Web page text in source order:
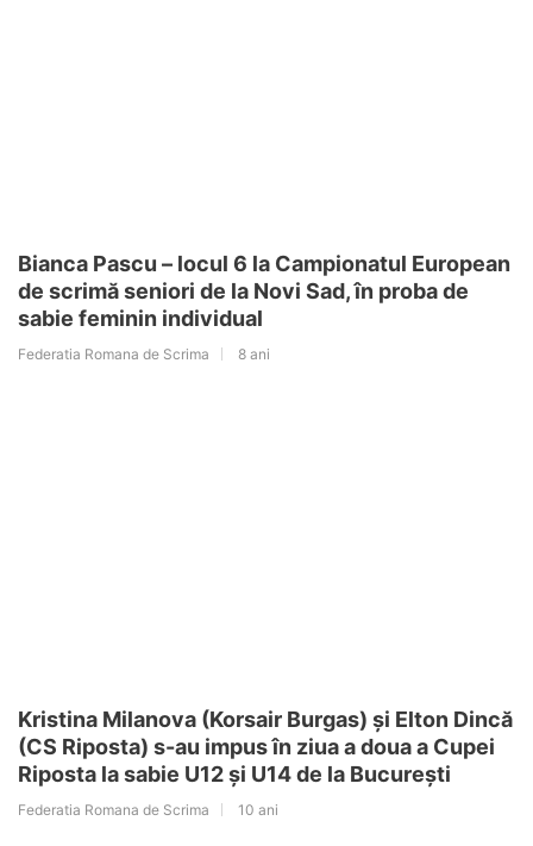
Bianca Pascu – locul 6 la Campionatul European
de scrimă seniori de la Novi Sad, în proba de
sabie feminin individual
Federatia Romana de Scrima 8 ani
Kristina Milanova (Korsair Burgas) și Elton Dincă
(CS Riposta) s-au impus în ziua a doua a Cupei
Riposta la sabie U12 și U14 de la București
Federatia Romana de Scrima 10 ani